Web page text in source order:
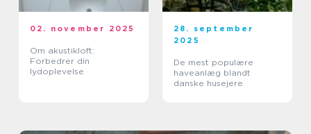
02. november 2025
Om akustikloft:
Forbedrer din
lydoplevelse
28. september
2025
De mest populære
haveanlæg blandt
danske husejere